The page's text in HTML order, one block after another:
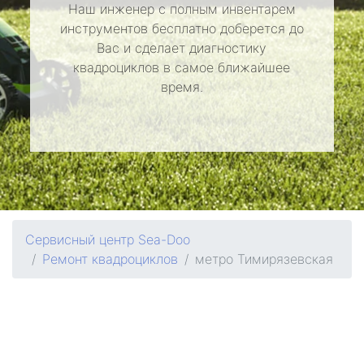
Наш инженер с полным инвентарем
инструментов бесплатно доберется до
Вас и сделает диагностику
квадроциклов в самое ближайшее
время.
Сервисный центр Sea-Doo
Ремонт квадроциклов
метро Тимирязевская